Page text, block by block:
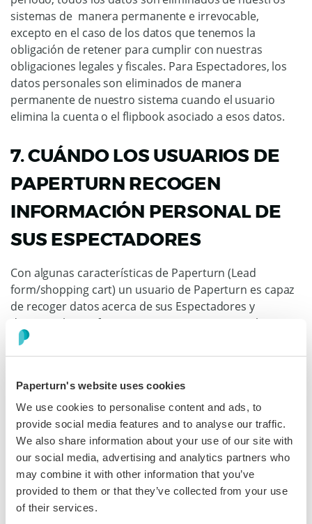
Paperturn's website uses cookies
We use cookies to personalise content and ads, to
provide social media features and to analyse our traffic.
We also share information about your use of our site with
our social media, advertising and analytics partners who
may combine it with other information that you’ve
provided to them or that they’ve collected from your use
of their services.
sistemas de manera permanente e irrevocable,
excepto en el caso de los datos que tenemos la
obligación de retener para cumplir con nuestras
obligaciones legales y fiscales. Para Espectadores, los
datos personales son eliminados de manera
permanente de nuestro sistema cuando el usuario
elimina la cuenta o el flipbook asociado a esos datos.
7. CUÁNDO LOS USUARIOS DE
PAPERTURN RECOGEN
INFORMACIÓN PERSONAL DE
SUS ESPECTADORES
Con algunas características de Paperturn (Lead
form/shopping cart) un usuario de Paperturn es capaz
de recoger datos acerca de sus Espectadores y
descargarlos en formato CSV. En estos casos, el
Usuario se convierte en Controlador de datos y
Paperturn se convierte en Procesador de datos.
Esto sucede porque el usuario ejercita el control
general de los medios de procesamiento de datos
(deciden qué procesar de sus Espectadores y por qué),
mientras Paperturn sólo facilita la recolección de datos
desde una perspectiva técnica y actúa en beneficio de
las instrucciones del Usuario.
Como tales, los Usuarios son los responsables de tener